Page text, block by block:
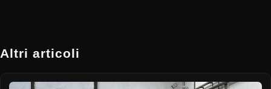
Altri articoli